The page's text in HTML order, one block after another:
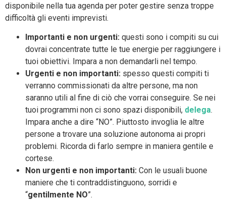
disponibile nella tua agenda per poter gestire senza troppe
difficoltà gli eventi imprevisti.
Importanti e non urgenti: questi sono i compiti su cui
dovrai concentrate tutte le tue energie per raggiungere i
tuoi obiettivi. Impara a non demandarli nel tempo.
Urgenti e non importanti: spesso questi compiti ti
verranno commissionati da altre persone, ma non
saranno utili al fine di ciò che vorrai conseguire. Se nei
tuoi programmi non ci sono spazi disponibili, delega.
Impara anche a dire “NO”. Piuttosto invoglia le altre
persone a trovare una soluzione autonoma ai propri
problemi. Ricorda di farlo sempre in maniera gentile e
cortese.
Non urgenti e non importanti: Con le usuali buone
maniere che ti contraddistinguono, sorridi e
“gentilmente NO”.